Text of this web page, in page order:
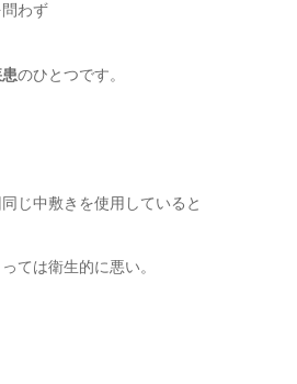
わず
のひとつです。
じ中敷きを使用していると
ては衛生的に悪い。